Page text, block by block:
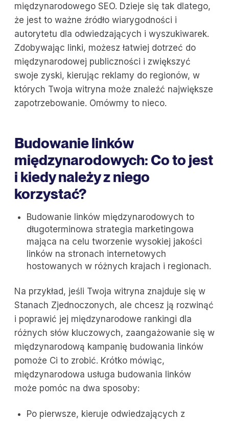
międzynarodowego SEO. Dzieje się tak dlatego,
że jest to ważne źródło wiarygodności i
autorytetu dla odwiedzających i wyszukiwarek.
Zdobywając linki, możesz łatwiej dotrzeć do
międzynarodowej publiczności i zwiększyć
swoje zyski, kierując reklamy do regionów, w
których Twoja witryna może znaleźć największe
zapotrzebowanie. Omówmy to nieco.
Budowanie linków
międzynarodowych: Co to jest
i kiedy należy z niego
korzystać?
Budowanie linków międzynarodowych to
długoterminowa strategia marketingowa
mająca na celu tworzenie wysokiej jakości
linków na stronach internetowych
hostowanych w różnych krajach i regionach.
Na przykład, jeśli Twoja witryna znajduje się w
Stanach Zjednoczonych, ale chcesz ją rozwinąć
i poprawić jej międzynarodowe rankingi dla
różnych słów kluczowych, zaangażowanie się w
międzynarodową kampanię budowania linków
pomoże Ci to zrobić. Krótko mówiąc,
międzynarodowa usługa budowania linków
może pomóc na dwa sposoby:
Po pierwsze, kieruje odwiedzających z